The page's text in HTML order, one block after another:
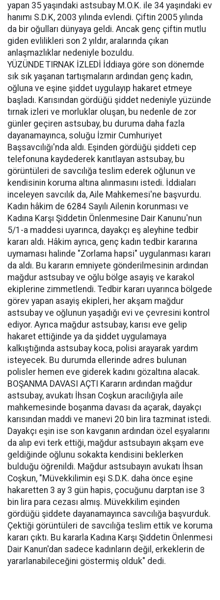
yapan 35 yaşındaki astsubay M.O.K. ile 34 yaşındaki ev
hanımı S.D.K, 2003 yılında evlendi. Çiftin 2005 yılında
da bir oğulları dünyaya geldi. Ancak genç çiftin mutlu
giden evlilikleri son 2 yıldır, aralarında çıkan
anlaşmazlıklar nedeniyle bozuldu.
YÜZÜNDE TIRNAK İZLEDİ İddiaya göre son dönemde
sık sık yaşanan tartışmaların ardından genç kadın,
oğluna ve eşine şiddet uygulayıp hakaret etmeye
başladı. Karısından gördüğü şiddet nedeniyle yüzünde
tırnak izleri ve morluklar oluşan, bu nedenle de zor
günler geçiren astsubay, bu duruma daha fazla
dayanamayınca, soluğu İzmir Cumhuriyet
Başsavcılığı'nda aldı. Eşinden gördüğü şiddeti cep
telefonuna kaydederek kanıtlayan astsubay, bu
görüntüleri de savcılığa teslim ederek oğlunun ve
kendisinin koruma altına alınmasını istedi. İddiaları
inceleyen savcılık da, Aile Mahkemesi'ne başvurdu.
Kadın hâkim de 6284 Sayılı Ailenin korunması ve
Kadına Karşı Şiddetin Önlenmesine Dair Kanunu'nun
5/1-a maddesi uyarınca, dayakçı eş aleyhine tedbir
kararı aldı. Hâkim ayrıca, genç kadın tedbir kararına
uymaması halinde "Zorlama hapsi" uygulanması kararı
da aldı. Bu kararın emniyete gönderilmesinin ardından
mağdur astsubay ve oğlu bölge asayiş ve karakol
ekiplerine zimmetlendi. Tedbir kararı uyarınca bölgede
görev yapan asayiş ekipleri, her akşam mağdur
astsubay ve oğlunun yaşadığı evi ve çevresini kontrol
ediyor. Ayrıca mağdur astsubay, karısı eve gelip
hakaret ettiğinde ya da şiddet uygulamaya
kalkıştığında astsubay koca, polisi arayarak yardım
isteyecek. Bu durumda ellerinde adres bulunan
polisler hemen eve giderek kadını gözaltına alacak.
BOŞANMA DAVASI AÇTI Kararın ardından mağdur
astsubay, avukatı İhsan Coşkun aracılığıyla aile
mahkemesinde boşanma davası da açarak, dayakçı
karısından maddi ve manevi 20 bin lira tazminat istedi.
Dayakçı eşin ise son kavganın ardından özel eşyalarını
da alıp evi terk ettiği, mağdur astsubayın akşam eve
geldiğinde oğlunu sokakta kendisini beklerken
bulduğu öğrenildi. Mağdur astsubayın avukatı İhsan
Coşkun, "Müvekkilimin eşi S.D.K. daha önce eşine
hakaretten 3 ay 3 gün hapis, çocuğunu darptan ise 3
bin lira para cezası almış. Müvekkilim eşinden
gördüğü şiddete dayanamayınca savcılığa başvurduk.
Çektiği görüntüleri de savcılığa teslim ettik ve koruma
kararı çıktı. Bu kararla Kadına Karşı Şiddetin Önlenmesi
Dair Kanun'dan sadece kadınların değil, erkeklerin de
yararlanabileceğini göstermiş olduk" dedi.